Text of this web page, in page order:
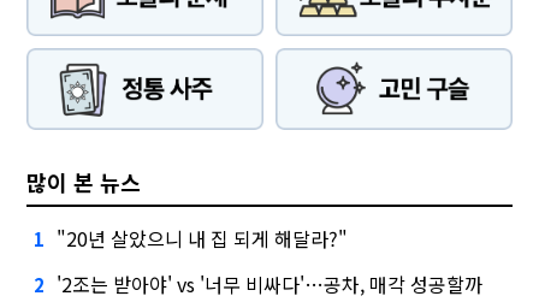
많이 본 뉴스
1 "20년 살았으니 내 집 되게 해달라?"
2 '2조는 받아야' vs '너무 비싸다'…공차, 매각 성공할까